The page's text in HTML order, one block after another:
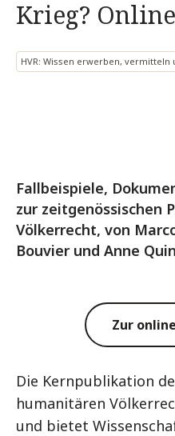
Krieg?
HVR: Wissen erwerben, vermitteln
Fallbeispiele,
zur zeitgenössischen
Völkerrecht, von
Bouvier und Anne
Zur
Die Kernpublikation
humanitären
und bietet